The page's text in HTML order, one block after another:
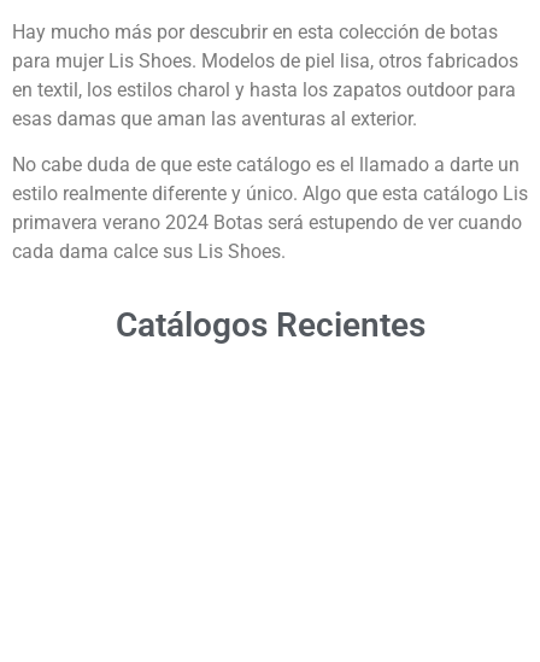
Hay mucho más por descubrir en esta colección de botas
para mujer Lis Shoes. Modelos de piel lisa, otros fabricados
en textil, los estilos charol y hasta los zapatos outdoor para
esas damas que aman las aventuras al exterior.
No cabe duda de que este catálogo es el llamado a darte un
estilo realmente diferente y único. Algo que esta catálogo Lis
primavera verano 2024 Botas será estupendo de ver cuando
cada dama calce sus Lis Shoes.
Catálogos Recientes